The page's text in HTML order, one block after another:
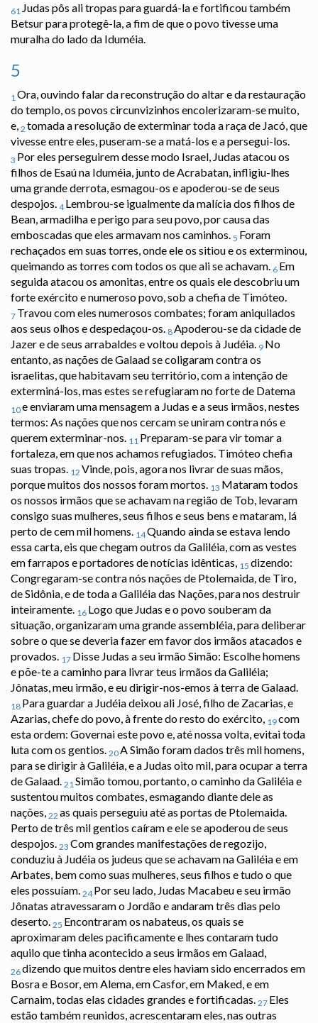
61 Judas pôs ali tropas para guardá-la e fortificou também
Betsur para protegê-la, a fim de que o povo tivesse uma
muralha do lado da Iduméia.
5
1Ora, ouvindo falar da reconstrução do altar e da restauração
do templo, os povos circunvizinhos encolerizaram-se muito,
e, 2 tomada a resolução de exterminar toda a raça de Jacó, que
vivesse entre eles, puseram-se a matá-los e a persegui-los.
3 Por eles perseguirem desse modo Israel, Judas atacou os
filhos de Esaú na Iduméia, junto de Acrabatan, infligiu-lhes
uma grande derrota, esmagou-os e apoderou-se de seus
despojos. 4 Lembrou-se igualmente da malícia dos filhos de
Bean, armadilha e perigo para seu povo, por causa das
emboscadas que eles armavam nos caminhos. 5 Foram
rechaçados em suas torres, onde ele os sitiou e os exterminou,
queimando as torres com todos os que ali se achavam. 6 Em
seguida atacou os amonitas, entre os quais ele descobriu um
forte exército e numeroso povo, sob a chefia de Timóteo.
7 Travou com eles numerosos combates; foram aniquilados
aos seus olhos e despedaçou-os. 8Apoderou-se da cidade de
Jazer e de seus arrabaldes e voltou depois à Judéia. 9 No
entanto, as nações de Galaad se coligaram contra os
israelitas, que habitavam seu território, com a intenção de
exterminá-los, mas estes se refugiaram no forte de Datema
10e enviaram uma mensagem a Judas e a seus irmãos, nestes
termos: As nações que nos cercam se uniram contra nós e
querem exterminar-nos. 11 Preparam-se para vir tomar a
fortaleza, em que nos achamos refugiados. Timóteo chefia
suas tropas. 12 Vinde, pois, agora nos livrar de suas mãos,
porque muitos dos nossos foram mortos. 13 Mataram todos
os nossos irmãos que se achavam na região de Tob, levaram
consigo suas mulheres, seus filhos e seus bens e mataram, lá
perto de cem mil homens. 14Quando ainda se estava lendo
essa carta, eis que chegam outros da Galiléia, com as vestes
em farrapos e portadores de notícias idênticas, 15 dizendo:
Congregaram-se contra nós nações de Ptolemaida, de Tiro,
de Sidônia, e de toda a Galiléia das Nações, para nos destruir
inteiramente. 16 Logo que Judas e o povo souberam da
situação, organizaram uma grande assembléia, para deliberar
sobre o que se deveria fazer em favor dos irmãos atacados e
provados. 17 Disse Judas a seu irmão Simão: Escolhe homens
e põe-te a caminho para livrar teus irmãos da Galiléia;
Jônatas, meu irmão, e eu dirigir-nos-emos à terra de Galaad.
18 Para guardar a Judéia deixou ali José, filho de Zacarias, e
Azarias, chefe do povo, à frente do resto do exército, 19com
esta ordem: Governai este povo e, até nossa volta, evitai toda
luta com os gentios. 20A Simão foram dados três mil homens,
para se dirigir à Galiléia, e a Judas oito mil, para ocupar a terra
de Galaad. 21Simão tomou, portanto, o caminho da Galiléia e
sustentou muitos combates, esmagando diante dele as
nações, 22 as quais perseguiu até as portas de Ptolemaida.
Perto de três mil gentios caíram e ele se apoderou de seus
despojos. 23 Com grandes manifestações de regozijo,
conduziu à Judéia os judeus que se achavam na Galiléia e em
Arbates, bem como suas mulheres, seus filhos e tudo o que
eles possuíam. 24 Por seu lado, Judas Macabeu e seu irmão
Jônatas atravessaram o Jordão e andaram três dias pelo
deserto. 25 Encontraram os nabateus, os quais se
aproximaram deles pacificamente e lhes contaram tudo
aquilo que tinha acontecido a seus irmãos em Galaad,
26dizendo que muitos dentre eles haviam sido encerrados em
Bosra e Bosor, em Alema, em Casfor, em Maked, e em
Carnaim, todas elas cidades grandes e fortificadas. 27 Eles
estão também reunidos, acrescentaram eles, nas outras